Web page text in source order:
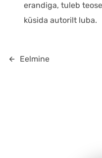
erandiga, tuleb
küsida autorilt luba.
Eelmine